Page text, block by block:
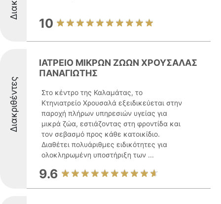
10
Διακριθέντες
ΙΑΤΡΕΙΟ ΜΙΚΡΩΝ ΖΩΩΝ ΧΡΟΥΣΑΛΑΣ
ΠΑΝΑΓΙΩΤΗΣ
Στο κέντρο της Καλαμάτας, το
Κτηνιατρείο Χρουσαλά εξειδικεύεται στην
παροχή πλήρων υπηρεσιών υγείας για
μικρά ζώα, εστιάζοντας στη φροντίδα και
τον σεβασμό προς κάθε κατοικίδιο.
Διαθέτει πολυάριθμες ειδικότητες για
ολοκληρωμένη υποστήριξη των ...
9.6